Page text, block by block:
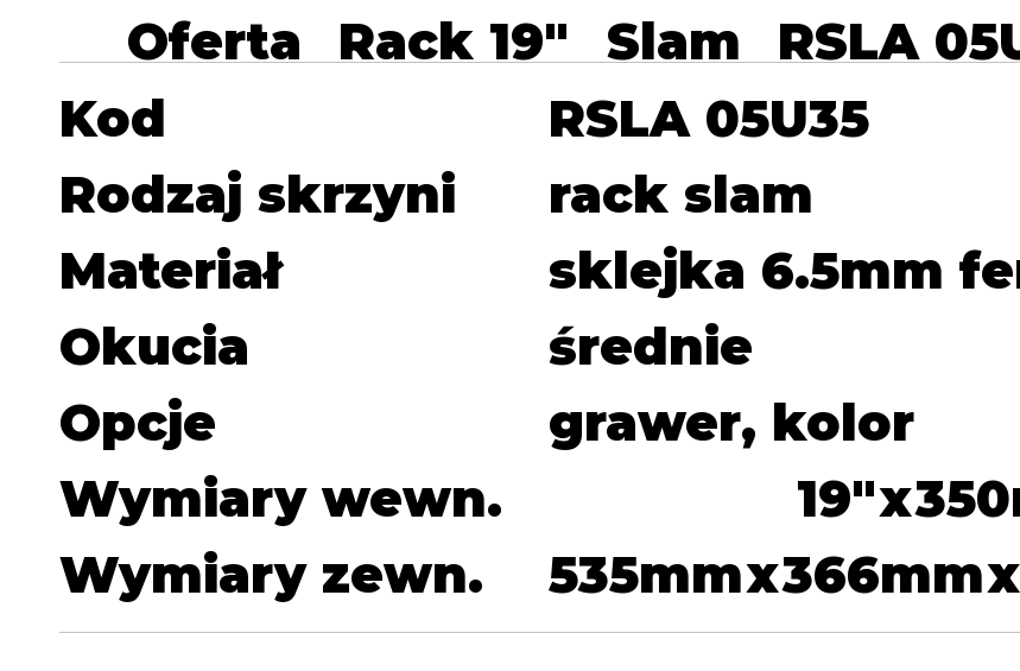
Oferta Rack 19" Slam
RSLA
Kod
RSLA 05U35
535mmx366mmx
Rodzaj skrzyni
rack slam
Materiał
sklejka 6.5mm
Okucia
średnie
Opcje
grawer, kolor
Wymiary wewn.
19"x350
Wymiary zewn.